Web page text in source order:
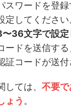
スワードを登
定してください
36文字で設定
ードを送信す
コードが送付
しては、 不要で
ょう 。